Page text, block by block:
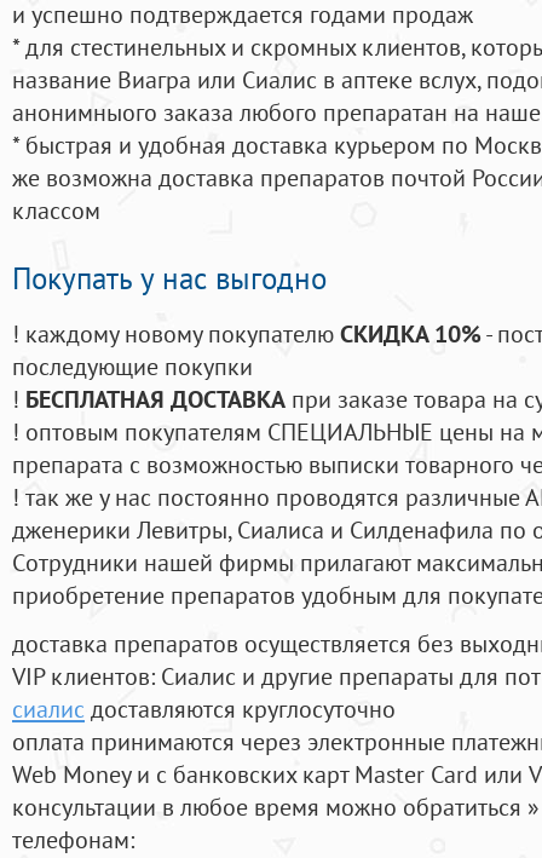
и успешно подтверждается годами продаж
* для стестинельных и скромных клиентов,
название Виагра или Сиалис в аптеке вслух,
анонимныого заказа любого препаратан на
* быстрая и удобная доставка курьером по
же возможна доставка препаратов почтой
классом
Покупать у нас выгодно
! каждому новому покупателюСКИДКА 10%-
последующие покупки
! БЕСПЛАТНАЯ ДОСТАВКА при заказе товара на
! оптовым покупателям СПЕЦИАЛЬНЫЕ цены на
препарата с возможностью выписки товарного
! так же у нас постоянно проводятся
дженерики Левитры, Сиалиса и Силденафила по
Cотрудники нашей фирмы прилагают
приобретение препаратов удобным для
доставка препаратов осуществляется без
VIP клиентов: Сиалис и другие препараты для
сиалис доставляются круглосуточно
оплата принимаются через электронные
Web Money и с банковских карт Master Card или
консультации в любое время можно обратиться
телефонам: